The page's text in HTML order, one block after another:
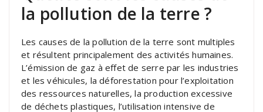
la pollution de la terre ?
Les causes de la pollution de la terre sont multiples
et résultent principalement des activités humaines.
L’émission de gaz à effet de serre par les industries
et les véhicules, la déforestation pour l’exploitation
des ressources naturelles, la production excessive
de déchets plastiques, l’utilisation intensive de